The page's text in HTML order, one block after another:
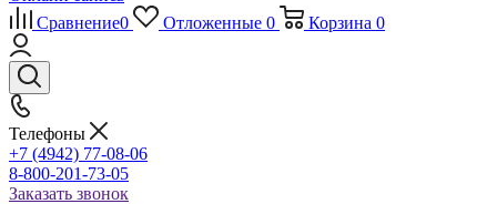
Сравнение0 Отложенные 0 Корзина 0
Телефоны
+7 (4942) 77-08-06
8-800-201-73-05
Заказать звонок